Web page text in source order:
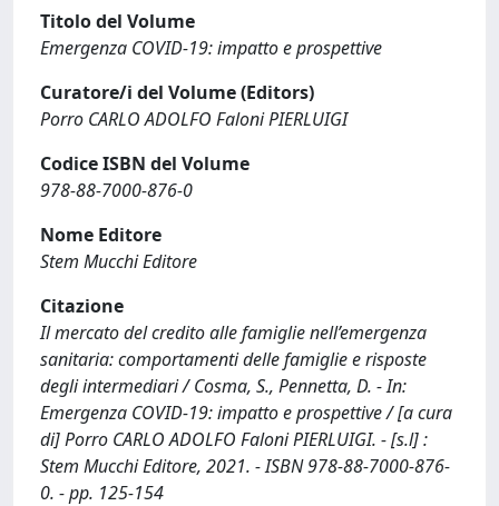
Titolo del Volume
Emergenza COVID-19: impatto e prospettive
Curatore/i del Volume (Editors)
Porro CARLO ADOLFO Faloni PIERLUIGI
Codice ISBN del Volume
978-88-7000-876-0
Nome Editore
Stem Mucchi Editore
Citazione
Il mercato del credito alle famiglie nell’emergenza
sanitaria: comportamenti delle famiglie e risposte
degli intermediari / Cosma, S., Pennetta, D. - In:
Emergenza COVID-19: impatto e prospettive / [a cura
di] Porro CARLO ADOLFO Faloni PIERLUIGI. - [s.l] :
Stem Mucchi Editore, 2021. - ISBN 978-88-7000-876-
0. - pp. 125-154